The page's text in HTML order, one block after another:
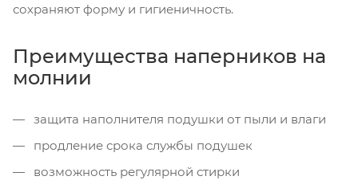
сохраняют форму и гигиеничность.
Преимущества наперников на
молнии
защита наполнителя подушки от пыли и влаги
продление срока службы подушек
возможность регулярной стирки